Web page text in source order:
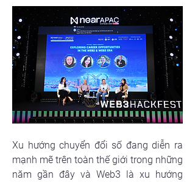
Xu hướng chuyển đổi số đang diễn ra
mạnh mẽ trên toàn thế giới trong những
năm gần đây và Web3 là xu hướng